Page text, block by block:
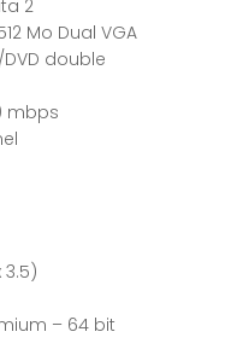
2
Mo Dual VGA
double
mbps
3.5)
– 64 bit